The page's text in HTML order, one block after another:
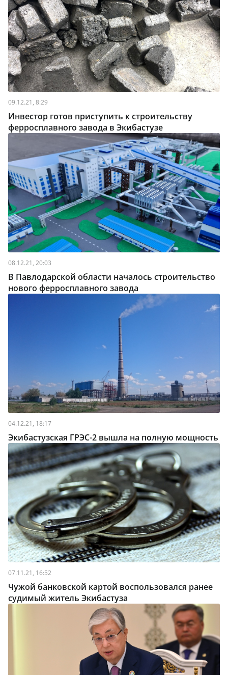
09.12.21, 8:29
Инвестор готов приступить к строительству
ферросплавного завода в Экибастузе
08.12.21, 20:03
В Павлодарской области началось строительство
нового ферросплавного завода
04.12.21, 18:17
Экибастузская ГРЭС-2 вышла на полную мощность
07.11.21, 16:52
Чужой банковской картой воспользовался ранее
судимый житель Экибастуза